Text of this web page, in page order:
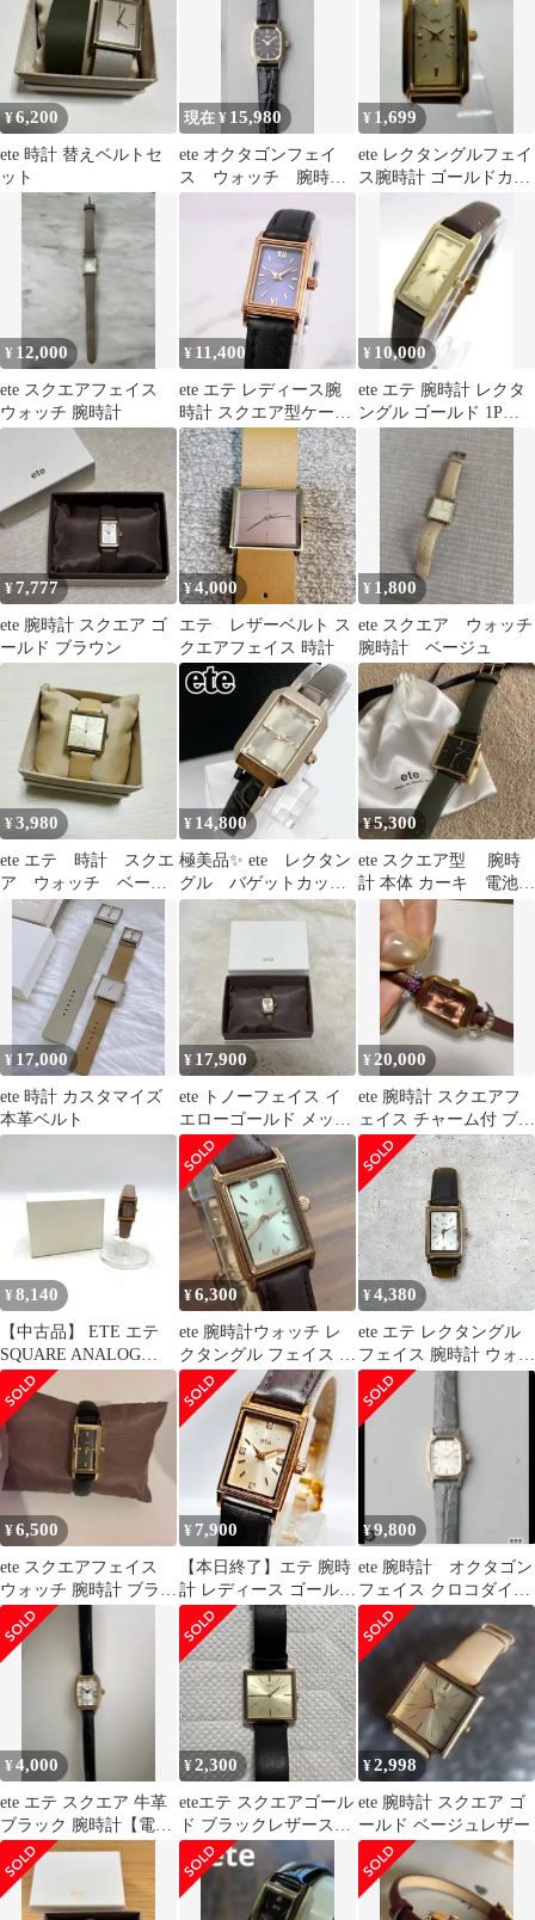
¥6,200
ete 時計 替えベルトセ
ット
現在 ¥ 15,980
ete オクタゴンフェイ
ス ウォッチ 腕時
計 クロコダイルレザ
ーベルト 国内
¥ 1,699
ete レクタングルフェイ
ス腕時計 ゴールドカラ
¥ 12,000
ete スクエアフェイス
ウォッチ 腕時計
¥ 11,400
ete エテ レディース腕
時計 スクエア型ケース
ネイビー文字盤 ローズ
ゴールド 革ベルト新品
交換済み 上品きれいめ
稼働品
¥ 10,000
ete エテ 腕時計 レクタ
ングル ゴールド 1Pダ
イヤ レディース 電池交
¥7,777
ete 腕時計 スクエア ゴ
ールド ブラウン
¥4,000
エテ レザーベルト ス
クエアフェイス 時計
¥ 1,800
ete スクエア ウォッチ
腕時計 ベージュ
¥3,980
ete エテ 時計 スクエ
ア ウォッチ ベージ
ュ 茶色
¥ 14,800
極美品✨ ete レクタン
グル バゲットカッ
ト クロコ レザー き
せかえウォッチ
¥5,300
ete スクエア型 腕時
計 本体 カーキ 電池あ
¥ 17,000
ete 時計 カスタマイズ
本革ベルト
¥ 17,900
ete トノーフェイス イ
エローゴールド メッシ
ュベルト 腕時計 ベルト
交換済
¥ 20,000
ete 腕時計 スクエアフ
ェイス チャーム付 ブラ
ウン
¥ 8,140
【中古品】 ETE エテ
SQUARE ANALOG
QUARTZ WATCH アナ
ログ クォーツウォッチ
腕時計 【197-260718-
yn-03-izu】
¥6,300
ete 腕時計ウォッチ レ
クタングル フェイス ダ
イヤモンド
¥4,380
ete エテ レクタングル
フェイス 腕時計 ウォッ
チ ゴールド ブラウン
¥6,500
ete スクエアフェイス
ウォッチ 腕時計 ブラッ
ク
¥ 7,900
【本日終了】エテ 腕時
計 レディース ゴールド
レクタングルフェイス
ウォッチ
¥9,800
ete 腕時計 オクタゴン
フェイス クロコダイル
レザーベルト
¥4,000
ete エテ スクエア 牛革
ブラック 腕時計【電池
交換済み】
¥2,300
eteエテ スクエアゴール
ド ブラックレザースト
ラップ 腕時計
¥2,998
ete 腕時計 スクエア ゴ
ールド ベージュレザー